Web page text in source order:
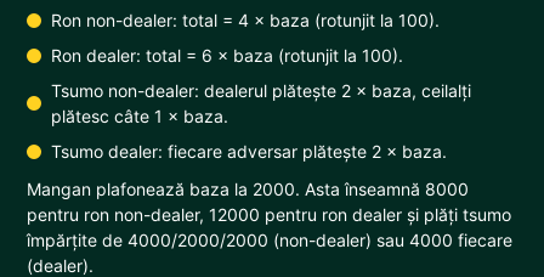
Ron non-dealer: total = 4 × baza (rotunjit la 100).
Ron dealer: total = 6 × baza (rotunjit la 100).
Tsumo non-dealer: dealerul plătește 2 × baza, ceilalți
plătesc câte 1 × baza.
Tsumo dealer: fiecare adversar plătește 2 × baza.
Mangan plafonează baza la 2000. Asta înseamnă 8000
pentru ron non-dealer, 12000 pentru ron dealer și plăți tsumo
împărțite de 4000/2000/2000 (non-dealer) sau 4000 fiecare
(dealer).